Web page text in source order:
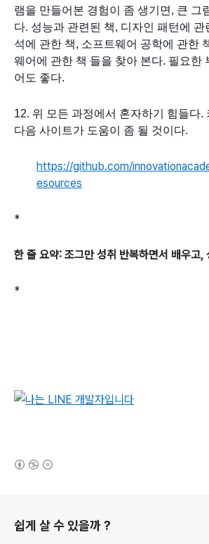
램을 만들어본 경험이 좀 생기면, 큰 그
다. 성능과 관련된 책, 디자인 패턴에 관
석에 관한 책, 소프트웨어 공학에 관한
웨어에 관한 책 들을 찾아 본다. 필요한
어도 좋다.
12. 위 모든 과정에서 혼자하기 힘들다.
다음 사이트가 도움이 좀 될 것이다.
https://github.com/
esources
*
한 줄 요약: 조그만 성취 반복하면서 배우고,
*
쉽게 살 수 있을까 ?